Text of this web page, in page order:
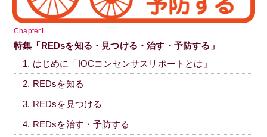
Chapter1
特集「REDsを知る・見つける・治す・予防する」
1. はじめに「IOCコンセンサスリポートとは」
2. REDsを知る
3. REDsを見つける
4. REDsを治す・予防する